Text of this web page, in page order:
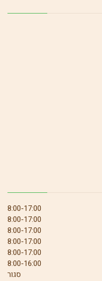
8:00-17:00
8:00-17:00
8:00-17:00
8:00-17:00
8:00-17:00
8:00-16:00
סגור